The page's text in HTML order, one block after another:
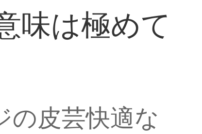
味は極めて
の皮芸快適な